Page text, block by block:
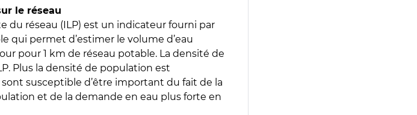
le réseau
du réseau (ILP) est un indicateur fourni par
qui permet d’estimer le volume d’eau
pour 1 km de réseau potable. La densité de
Plus la densité de population est
susceptible d’être important du fait de la
et de la demande en eau plus forte en